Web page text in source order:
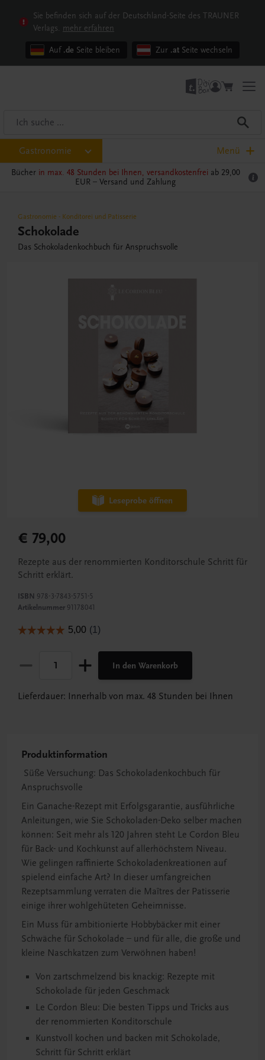
Sie befinden sich auf der Deutschland-Seite des TRAUNER
Verlags. mehr erfahren
Auf .de Seite bleiben Zur .at Seite wechseln
Gastronomie Menü
Bücher in max. 48 Stunden bei Ihnen, versandkostenfrei ab 29,00
EUR – Versand und Zahlung
Gastronomie - Konditorei und Patisserie
Schokolade
Das Schokoladenkochbuch für Anspruchsvolle
Leseprobe öffnen
€ 79,00
Rezepte aus der renommierten Konditorschule Schritt für
Schritt erklärt.
ISBN 978-3-7843-5751-5
Artikelnummer 91178041
In den Warenkorb
Lieferdauer: Innerhalb von max. 48 Stunden bei Ihnen
Produktinformation
Süße Versuchung: Das Schokoladenkochbuch für
Anspruchsvolle
Ein Ganache-Rezept mit Erfolgsgarantie, ausführliche
Anleitungen, wie Sie Schokoladen-Deko selber machen
können: Seit mehr als 120 Jahren steht Le Cordon Bleu
für Back- und Kochkunst auf allerhöchstem Niveau.
Wie gelingen raffinierte Schokoladenkreationen auf
spielend einfache Art? In dieser umfangreichen
Rezeptsammlung verraten die Maîtres der Patisserie
einige ihrer wohlgehüteten Geheimnisse.
Ein Muss für ambitionierte Hobbybäcker mit einer
Schwäche für Schokolade – und für alle, die große und
kleine Naschkatzen zum Verwöhnen haben!
Von zartschmelzend bis knackig: Rezepte mit
Schokolade für jeden Geschmack
Le Cordon Bleu: Die besten Tipps und Tricks aus
der renommierten Konditorschule
Kunstvoll kochen und backen mit Schokolade,
Schritt für Schritt erklärt